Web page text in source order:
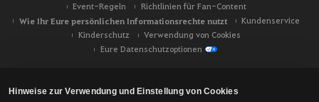
Hinweise zur Verwendung und Einstellung von Cookies
Event-Regeln
Richtlinien für Fan-Content
Wie Ihr Eure persönlichen Informationsrechte nutzt
Kundenservice
Kinderschutz
Verwendung von Cookies
Eure Datenschutzoptionen